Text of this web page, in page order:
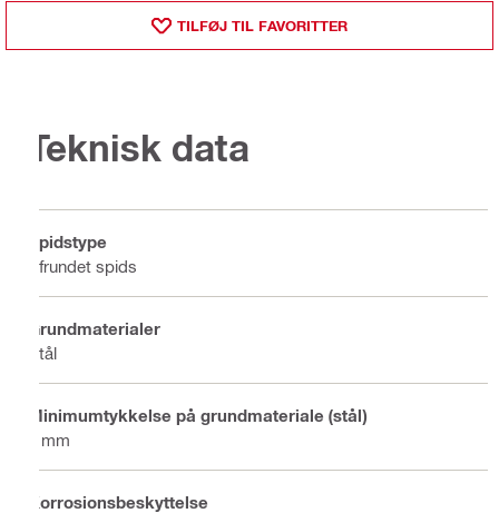
TILFØJ TIL FAVORITTER
Teknisk data
Spidstype
Afrundet spids
Grundmaterialer
Stål
Minimumtykkelse på grundmateriale (stål)
6 mm
Korrosionsbeskyttelse